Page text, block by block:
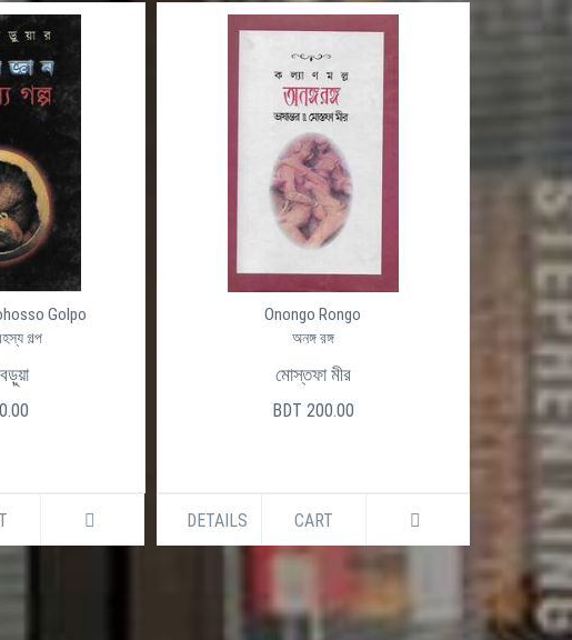
Golpo
গল্প
Onongo Rongo
অনঙ্গ রঙ্গ
মোস্তফা মীর
BDT 200.00
DETAILS CART DETAILS